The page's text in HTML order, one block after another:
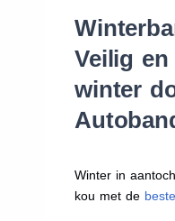
Veilig
winter
Winter in
kou met de